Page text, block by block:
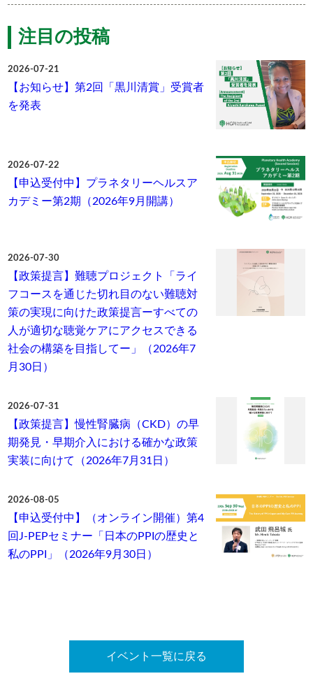
注目の投稿
2026-07-21
【お知らせ】第2回「黒川清賞」受賞者
を発表
2026-07-22
【申込受付中】プラネタリーヘルスア
カデミー第2期（2026年9月開講）
2026-07-30
【政策提言】難聴プロジェクト「ライ
フコースを通じた切れ目のない難聴対
策の実現に向けた政策提言ーすべての
人が適切な聴覚ケアにアクセスできる
社会の構築を目指してー」（2026年7
月30日）
2026-07-31
【政策提言】慢性腎臓病（CKD）の早
期発見・早期介入における確かな政策
実装に向けて（2026年7月31日）
2026-08-05
【申込受付中】（オンライン開催）第4
回J-PEPセミナー「日本のPPIの歴史と
私のPPI」（2026年9月30日）
イベント一覧に戻る